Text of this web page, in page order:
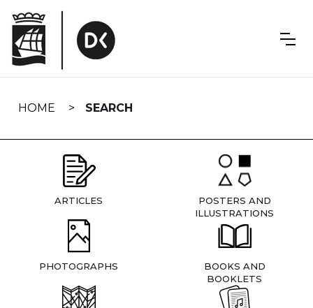
navigation
HOME SEARCH
ARTICLES
POSTERS AND
ILLUSTRATIONS
PHOTOGRAPHS
BOOKS AND
BOOKLETS